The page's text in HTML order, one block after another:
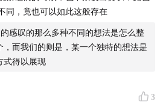
，横穿6个特色公园，边走边聊
“养活”它闻名全球的公共空间。
也是一次理解现代城市如何运转的
同，竟也可以如此这般存在
感叹的那么多种不同的想法是怎么整
，而我们的则是，某一个独特的想法是
式得以展现
3